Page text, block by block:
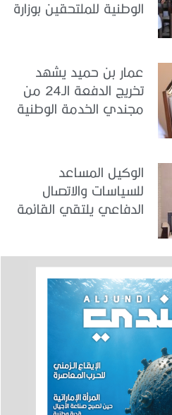
الوطنية للملتحقين بوزارة
عمار بن حميد يشهد
تخريج الدفعة الـ24 من
مجندي الخدمة الوطنية
الوكيل المساعد
للسياسات والاتصال
الدفاعي يلتقي القائمة